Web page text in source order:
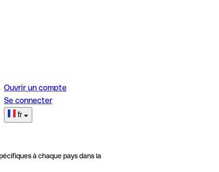
Ouvrir un compte
Se connecter
fr
à chaque pays dans la